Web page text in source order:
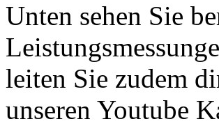
Unten sehen Sie
leiten Sie zudem
unseren Youtube